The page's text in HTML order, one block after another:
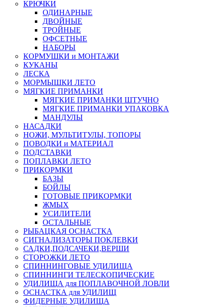
КРЮЧКИ
ОДИНАРНЫЕ
ДВОЙНЫЕ
ТРОЙНЫЕ
ОФСЕТНЫЕ
НАБОРЫ
КОРМУШКИ и МОНТАЖИ
КУКАНЫ
ЛЕСКА
МОРМЫШКИ ЛЕТО
МЯГКИЕ ПРИМАНКИ
МЯГКИЕ ПРИМАНКИ ШТУЧНО
МЯГКИЕ ПРИМАНКИ УПАКОВКА
МАНДУЛЫ
НАСАДКИ
НОЖИ, МУЛЬТИТУЛЫ, ТОПОРЫ
ПОВОДКИ и МАТЕРИАЛ
ПОДСТАВКИ
ПОПЛАВКИ ЛЕТО
ПРИКОРМКИ
БАЗЫ
БОЙЛЫ
ГОТОВЫЕ ПРИКОРМКИ
ЖМЫХ
УСИЛИТЕЛИ
ОСТАЛЬНЫЕ
РЫБАЦКАЯ ОСНАСТКА
СИГНАЛИЗАТОРЫ ПОКЛЕВКИ
САДКИ,ПОДСАЧЕКИ,ВЕРШИ
СТОРОЖКИ ЛЕТО
СПИННИНГОВЫЕ УДИЛИЩА
СПИННИНГИ ТЕЛЕСКОПИЧЕСКИЕ
УДИЛИЩА для ПОПЛАВОЧНОЙ ЛОВЛИ
ОСНАСТКА для УДИЛИЩ
ФИДЕРНЫЕ УДИЛИЩА